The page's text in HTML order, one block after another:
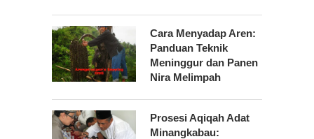
Cara Menyadap Aren:
Panduan Teknik
Meninggur dan Panen
Nira Melimpah
Prosesi Aqiqah Adat
Minangkabau: